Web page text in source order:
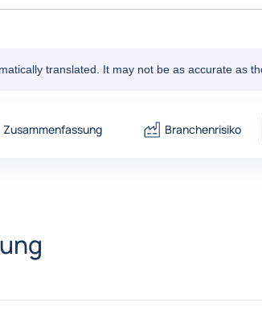
translated. It may not be as accurate as
Zusammenfassung Branchenrisiko